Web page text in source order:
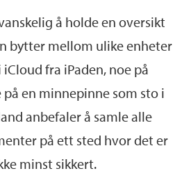
å holde en oversikt
bytter mellom ulike enheter
fra iPaden, noe på
en minnepinne som sto i
anbefaler å samle alle
på ett sted hvor det er
minst sikkert.